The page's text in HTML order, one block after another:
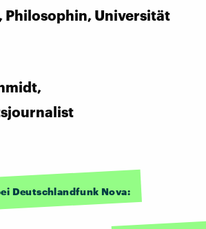
Philosophin, Universität
Deutschlandfunk Nova: